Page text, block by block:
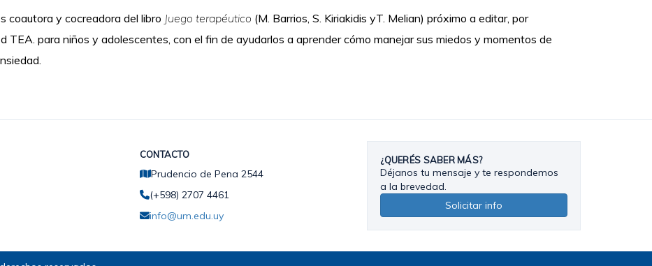
coautora y cocreadora del libro Juego terapéutico (M. Barrios, S. Kiriakidis yT. Melian) próximo a editar, por
TEA. para niños y adolescentes, con el fin de ayudarlos a aprender cómo manejar sus miedos y momentos de
CONTACTO
Prudencio de Pena 2544
(+598) 2707 4461
info@um.edu.uy
¿QUERÉS SABER MÁS?
Déjanos tu mensaje y te respondemos
a la brevedad.
Solicitar info